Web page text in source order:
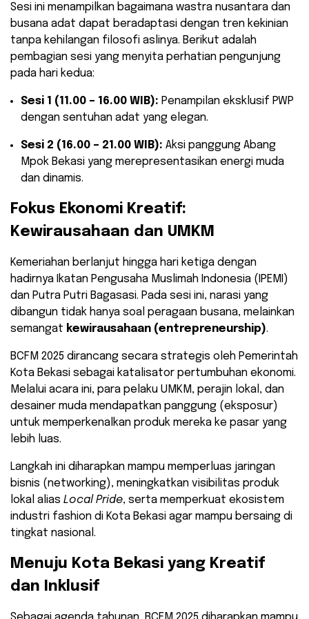
​Sesi ini menampilkan bagaimana wastra nusantara dan
busana adat dapat beradaptasi dengan tren kekinian
tanpa kehilangan filosofi aslinya. Berikut adalah
pembagian sesi yang menyita perhatian pengunjung
pada hari kedua:
Sesi 1 (11.00 – 16.00 WIB): Penampilan eksklusif PWP
dengan sentuhan adat yang elegan.
Sesi 2 (16.00 – 21.00 WIB): Aksi panggung Abang
Mpok Bekasi yang merepresentasikan energi muda
dan dinamis.
​Fokus Ekonomi Kreatif:
Kewirausahaan dan UMKM
​Kemeriahan berlanjut hingga hari ketiga dengan
hadirnya Ikatan Pengusaha Muslimah Indonesia (IPEMI)
dan Putra Putri Bagasasi. Pada sesi ini, narasi yang
dibangun tidak hanya soal peragaan busana, melainkan
semangat kewirausahaan (entrepreneurship).
​BCFM 2025 dirancang secara strategis oleh Pemerintah
Kota Bekasi sebagai katalisator pertumbuhan ekonomi.
Melalui acara ini, para pelaku UMKM, perajin lokal, dan
desainer muda mendapatkan panggung (eksposur)
untuk memperkenalkan produk mereka ke pasar yang
lebih luas.
​Langkah ini diharapkan mampu memperluas jaringan
bisnis (networking), meningkatkan visibilitas produk
lokal alias Local Pride, serta memperkuat ekosistem
industri fashion di Kota Bekasi agar mampu bersaing di
tingkat nasional.
​Menuju Kota Bekasi yang Kreatif
dan Inklusif